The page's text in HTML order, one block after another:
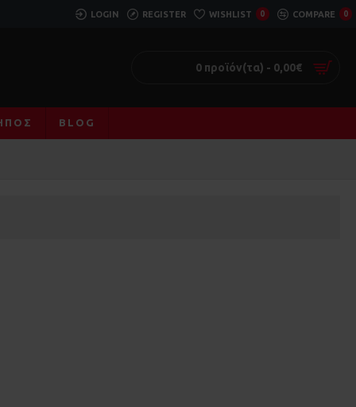
LOGIN REGISTER WISHLIST 0 COMPARE 0
0 προϊόν(τα) - 0,00€
BLOG